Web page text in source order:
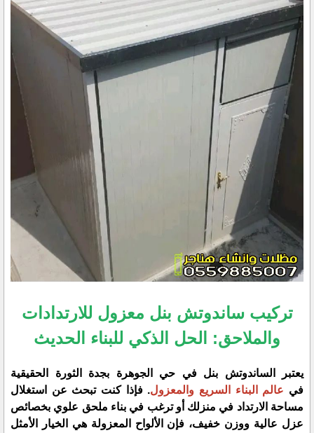
تركيب ساندوتش بنل معزول للارتدادات
والملاحق: الحل الذكي للبناء الحديث
​يعتبر الساندوتش بنل في حي الجوهرة بجدة الثورة الحقيقية
في عالم البناء السريع والمعزول. فإذا كنت تبحث عن استغلال
مساحة الارتداد في منزلك أو ترغب في بناء ملحق علوي بخصائص
عزل عالية ووزن خفيف، فإن الألواح المعزولة هي الخيار الأمثل